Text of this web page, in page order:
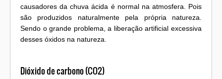
causadores da chuva ácida é normal na atmosfera. Pois
são produzidos naturalmente pela própria natureza.
Sendo o grande problema, a liberação artificial excessiva
desses óxidos na natureza.
Dióxido de carbono (CO2)